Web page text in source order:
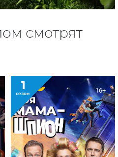
смотрят
1
сезон 16+